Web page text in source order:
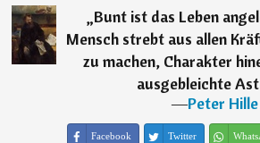
„Bunt ist das Leben
Mensch strebt aus allen
zu machen, Charakter
ausgebleichte
―Peter Hille
Facebook Twitter